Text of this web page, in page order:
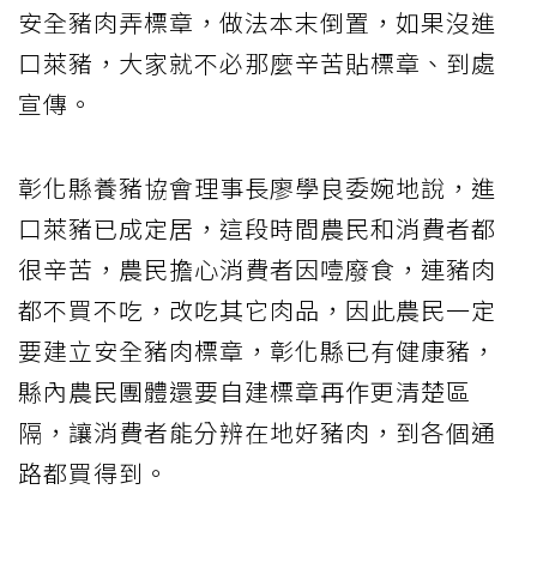
安全豬肉弄標章，做法本末倒置，如果沒進
口萊豬，大家就不必那麼辛苦貼標章、到處
宣傳。
彰化縣養豬協會理事長廖學良委婉地說，進
口萊豬已成定居，這段時間農民和消費者都
很辛苦，農民擔心消費者因噎廢食，連豬肉
都不買不吃，改吃其它肉品，因此農民一定
要建立安全豬肉標章，彰化縣已有健康豬，
縣內農民團體還要自建標章再作更清楚區
隔，讓消費者能分辨在地好豬肉，到各個通
路都買得到。